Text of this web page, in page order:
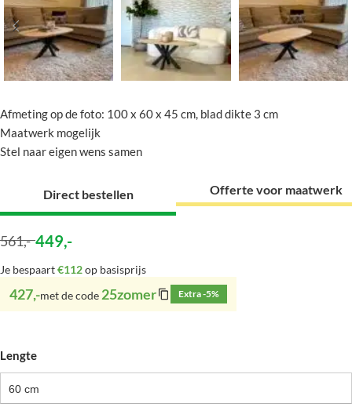
Afmeting op de foto: 100 x 60 x 45 cm, blad dikte 3 cm
Maatwerk mogelijk
Stel naar eigen wens samen
Direct bestellen Offerte voor maatwerk
561,- 449,-
Je bespaart€112op basisprijs
427,-met de code 25zomer Extra -5%
Lengte
60 cm